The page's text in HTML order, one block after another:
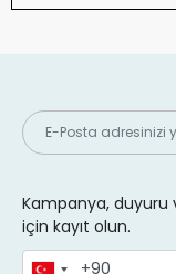
Kampanya, duyuru
için kayıt olun.